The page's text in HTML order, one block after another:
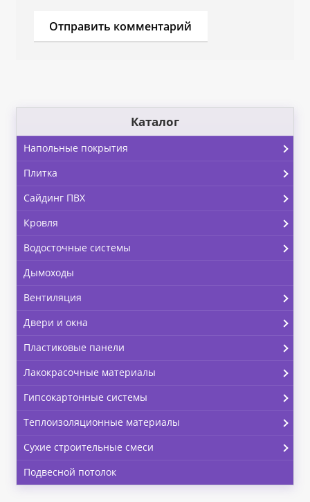
Каталог
Напольные покрытия
Плитка
Сайдинг ПВХ
Кровля
Водосточные системы
Дымоходы
Вентиляция
Двери и окна
Пластиковые панели
Лакокрасочные материалы
Гипсокартонные системы
Теплоизоляционные материалы
Сухие строительные смеси
Подвесной потолок